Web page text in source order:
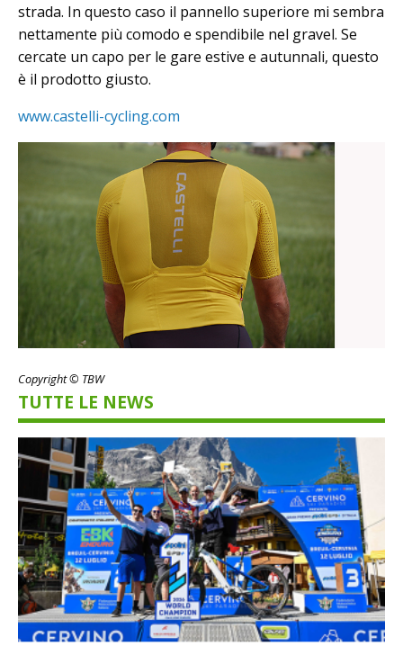
strada. In questo caso il pannello superiore mi sembra
nettamente più comodo e spendibile nel gravel. Se
cercate un capo per le gare estive e autunnali, questo
è il prodotto giusto.
www.castelli-cycling.com
Copyright © TBW
TUTTE LE NEWS